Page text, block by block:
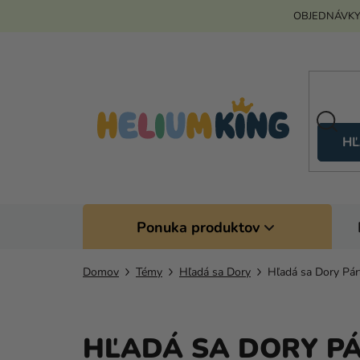
Ponuka produktov
Domov Témy Hľadá sa Dory Hľadá sa Dory
HĽADÁ SA DORY